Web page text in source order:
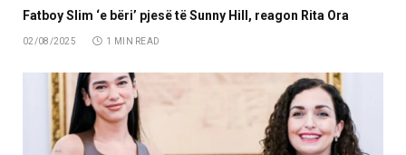
Fatboy Slim ‘e bëri’ pjesë të Sunny Hill, reagon Rita Ora
02/08/2025 1 MIN READ